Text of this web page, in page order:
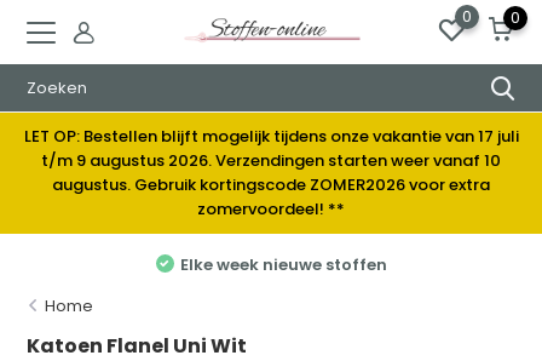
0 0
LET OP: Bestellen blijft mogelijk tijdens onze vakantie van 17 juli
t/m 9 augustus 2026. Verzendingen starten weer vanaf 10
augustus. Gebruik kortingscode ZOMER2026 voor extra
zomervoordeel! **
Elke week nieuwe stoffen
Home
Katoen Flanel Uni Wit